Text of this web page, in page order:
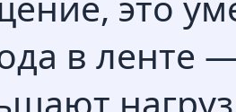
в ленте